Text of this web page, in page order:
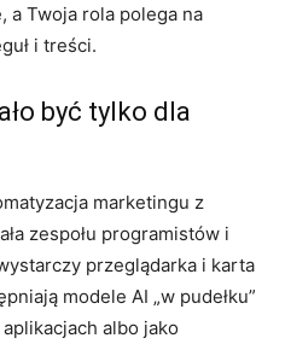
a Twoja rola polega na
i treści.
być tylko dla
marketingu z
zespołu programistów i
przeglądarka i karta
modele AI „w pudełku”
albo jako